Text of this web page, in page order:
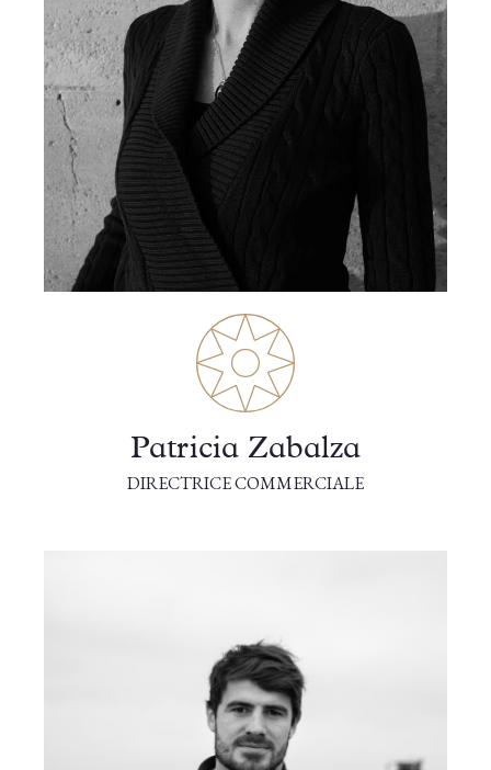
Patricia Zabalza
DIRECTRICE COMMERCIALE